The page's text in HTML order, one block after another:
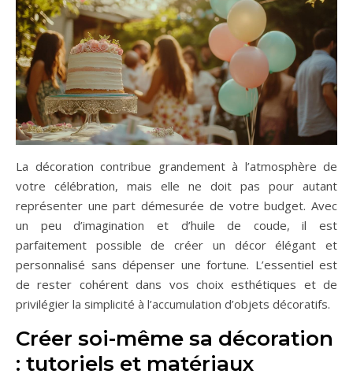
La décoration contribue grandement à l’atmosphère de
votre célébration, mais elle ne doit pas pour autant
représenter une part démesurée de votre budget. Avec
un peu d’imagination et d’huile de coude, il est
parfaitement possible de créer un décor élégant et
personnalisé sans dépenser une fortune. L’essentiel est
de rester cohérent dans vos choix esthétiques et de
privilégier la simplicité à l’accumulation d’objets décoratifs.
Créer soi-même sa décoration
: tutoriels et matériaux